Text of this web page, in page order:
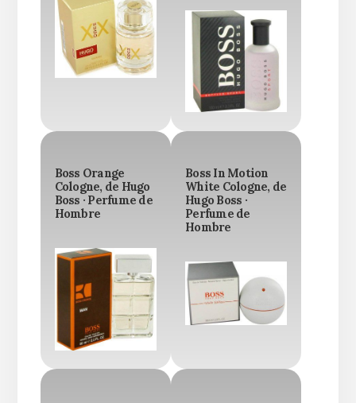
Boss Orange
Cologne, de Hugo
Boss · Perfume de
Hombre
Boss In Motion
White Cologne, de
Hugo Boss ·
Perfume de
Hombre